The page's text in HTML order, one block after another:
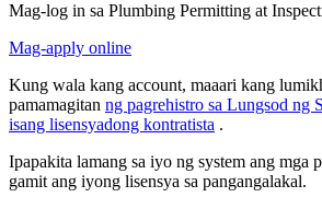
Mag-log in sa Plumbing Permitting at
Mag-apply online
Kung wala kang account, maaari kang
pamamagitan ng pagrehistro sa Lungsod ng
isang lisensyadong kontratista .
Ipapakita lamang sa iyo ng system ang mga
gamit ang iyong lisensya sa pangangalakal.